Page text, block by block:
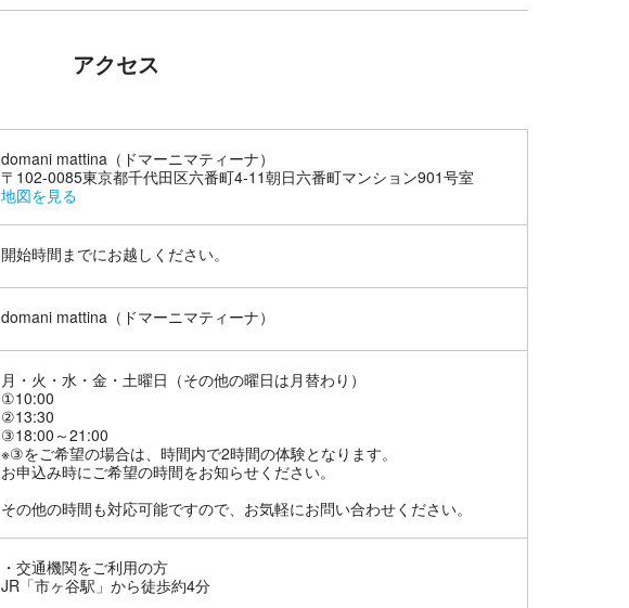
アクセス
domani mattina（ドマーニマティーナ）
〒102-0085東京都千代田区六番町4-11朝日六番町マンション901号室
地図を見る
開始時間までにお越しください。
domani mattina（ドマーニマティーナ）
月・火・水・金・土曜日（その他の曜日は月替わり）
①10:00
②13:30
③18:00～21:00
※③をご希望の場合は、時間内で2時間の体験となります。
お申込み時にご希望の時間をお知らせください。
その他の時間も対応可能ですので、お気軽にお問い合わせください。
交通機関をご利用の方
JR「市ヶ谷駅」から徒歩約4分